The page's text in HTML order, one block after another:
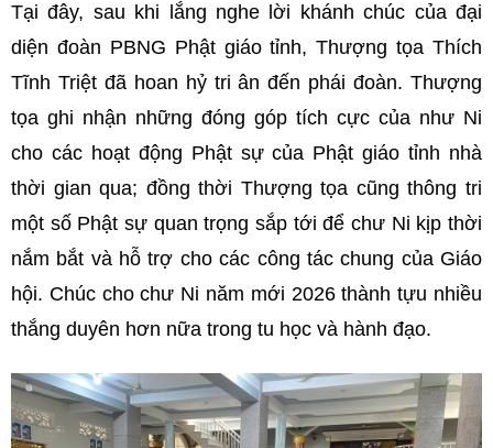
Tại đây, sau khi lắng nghe lời khánh chúc của đại
diện đoàn PBNG Phật giáo tỉnh, Thượng tọa Thích
Tĩnh Triệt đã hoan hỷ tri ân đến phái đoàn. Thượng
tọa ghi nhận những đóng góp tích cực của như Ni
cho các hoạt động Phật sự của Phật giáo tỉnh nhà
thời gian qua; đồng thời Thượng tọa cũng thông tri
một số Phật sự quan trọng sắp tới để chư Ni kịp thời
nắm bắt và hỗ trợ cho các công tác chung của Giáo
hội. Chúc cho chư Ni năm mới 2026 thành tựu nhiều
thắng duyên hơn nữa trong tu học và hành đạo.